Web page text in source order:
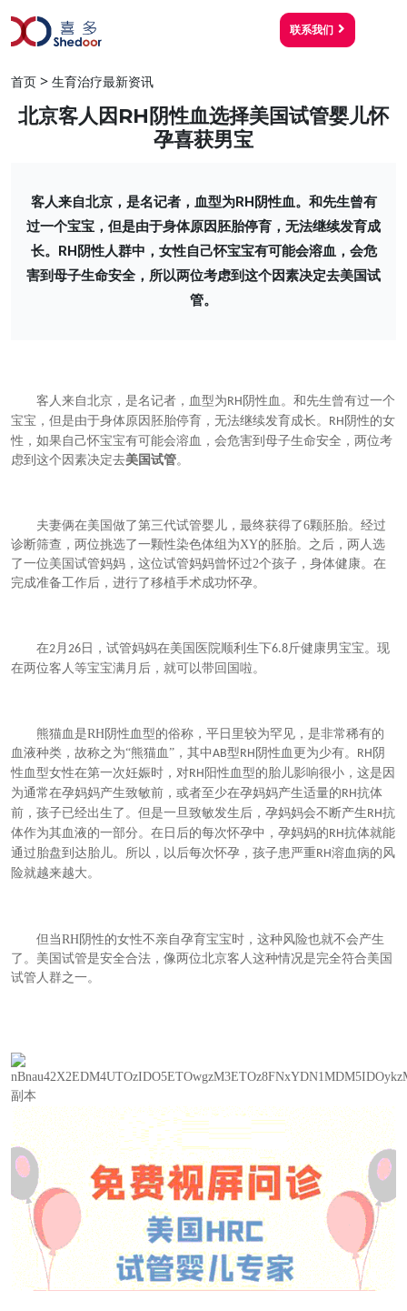
联系我们
首页 > 生育治疗最新资讯
北京客人因RH阴性血选择美国试管婴儿怀
孕喜获男宝
客人来自北京，是名记者，血型为RH阴性血。和先生曾有
过一个宝宝，但是由于身体原因胚胎停育，无法继续发育成
长。RH阴性人群中，女性自己怀宝宝有可能会溶血，会危
害到母子生命安全，所以两位考虑到这个因素决定去美国试
管。
客人来自北京，是名记者，血型为RH 阴性血。和先生曾有过一个
宝宝，但是由于身体原因胚胎停育，无法继续发育成长。 RH 阴性的女
性，如果自己怀宝宝有可能会溶血，会危害到母子生命安全，两位考
虑到这个因素决定去美国试管。
夫妻俩在美国做了第三代试管婴儿，最终获得了6颗胚胎。经过
诊断筛查，两位挑选了一颗性染色体组为XY的胚胎。之后，两人选
了一位美国试管妈妈，这位试管妈妈曾怀过2个孩子，身体健康。在
完成准备工作后，进行了移植手术成功怀孕。
在2月26日 ， 试管妈妈在美国医院顺利生下6.8斤健康男宝宝。现
在两位客人等宝宝满月后，就可以带回国啦。
熊猫血是RH 阴性血型的俗称，平日里较为罕见，是非常稀有的
血液种类，故称之为“熊猫血”，其中AB型RH 阴性血更为少有。 RH 阴
性血型女性在第一次妊娠时， 对RH 阳性血型的胎儿影响很小，这是因
为通常在孕妈妈产生致敏前，或者至少在孕妈妈产生适量的RH抗体
前，孩子已经出生了。但是一旦致敏发生后， 孕妈妈会不断产生RH抗
体作为其血液的一部分。在 日后的每次怀孕中， 孕妈妈的RH抗体就能
通过胎盘到达胎儿。 所以，以后每次怀孕，孩子患严重RH溶血病的风
险就越来越大。
但当RH阴性的女性不亲自孕育宝宝时，这种风险也就不会产生
了。美国试管是安全合法，像两位北京客人这种情况是完全符合美国
试管人群之一。